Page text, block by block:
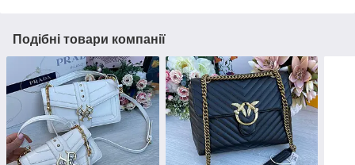
Подібні товари компанії